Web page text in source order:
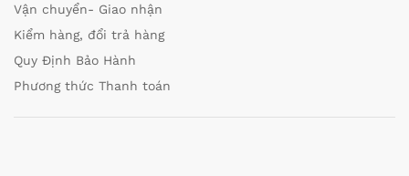
Vận chuyển- Giao nhận
Kiểm hàng, đổi trả hàng
Quy Định Bảo Hành
Phương thức Thanh toán